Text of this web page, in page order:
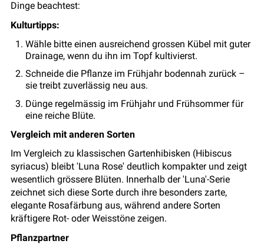
Dinge beachtest:
Kulturtipps:
Wähle bitte einen ausreichend grossen Kübel mit guter
Drainage, wenn du ihn im Topf kultivierst.
Schneide die Pflanze im Frühjahr bodennah zurück –
sie treibt zuverlässig neu aus.
Dünge regelmässig im Frühjahr und Frühsommer für
eine reiche Blüte.
Vergleich mit anderen Sorten
Im Vergleich zu klassischen Gartenhibisken (Hibiscus
syriacus) bleibt 'Luna Rose' deutlich kompakter und zeigt
wesentlich grössere Blüten. Innerhalb der 'Luna'-Serie
zeichnet sich diese Sorte durch ihre besonders zarte,
elegante Rosafärbung aus, während andere Sorten
kräftigere Rot- oder Weisstöne zeigen.
Pflanzpartner